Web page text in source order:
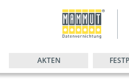
AKTEN